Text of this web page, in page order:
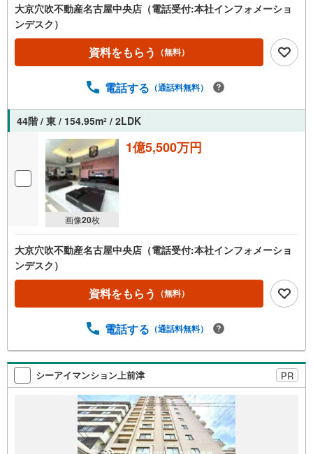
大京穴吹不動産名古屋中央店（電話受付:本社インフォメーショ
ンデスク）
資料をもらう （無料）
電話する （通話料無料）
44階 / 東 / 154.95m2 / 2LDK
画像20枚
1億5,500万円
大京穴吹不動産名古屋中央店（電話受付:本社インフォメーショ
ンデスク）
資料をもらう （無料）
電話する （通話料無料）
シーアイマンション上前津 PR